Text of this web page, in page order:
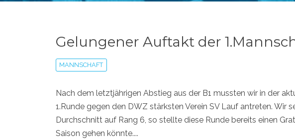
Gelungener Auftakt der
MANNSCHAFT
Nach dem letztjährigen Abstieg aus der B1 mussten wir in der
1.Runde gegen den DWZ stärksten Verein SV Lauf antreten. Wir
Durchschnitt auf Rang 6, so stellte diese Runde bereits einen
Saison gehen könnte....